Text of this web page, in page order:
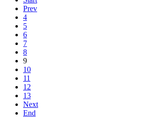
Prev
4
5
6
7
8
9
10
11
12
13
Next
End